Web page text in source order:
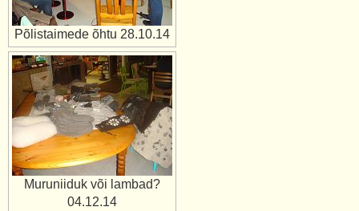
Põlistaimede õhtu 28.10.14
Muruniiduk või lambad?
04.12.14